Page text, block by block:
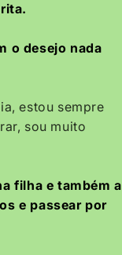
o desejo nada
estou sempre
sou muito
filha e também a
e passear por